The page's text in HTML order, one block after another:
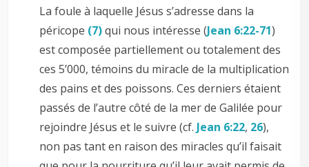
La foule à laquelle Jésus s’adresse dans la
péricope (7)qui nous intéresse (Jean 6:22-71)
est composée partiellement ou totalement des
ces 5’000, témoins du miracle de la multiplication
des pains et des poissons. Ces derniers étaient
passés de l’autre côté de la mer de Galilée pour
rejoindre Jésus et le suivre (cf. Jean 6:22, 26),
non pas tant en raison des miracles qu’il faisait